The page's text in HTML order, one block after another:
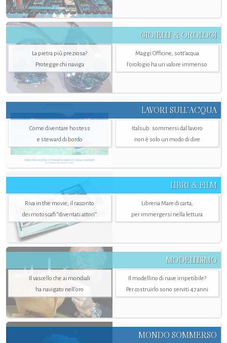
GIOIELLI & OROLOGI
La pietra più preziosa?
Protegge chi naviga
Maggi Officine, sott’acqua
l'orologio ha un valore immenso
LAVORI SULL’ACQUA
Come diventare hostess
e steward di bordo
Italsub: sommersi dal lavoro
non è solo un modo di dire
LIBRI & FILM
Riva in the movie, il racconto
dei motoscafi “diventati attori”
Libreria Mare di carta,
per immergersi nella lettura
MODELLISMO
Il vascello che ai mondiali
ha navigato nell’oro
Il modellino di nave irripetibile?
Per costruirlo sono serviti 47 anni
MONDO SOMMERSO